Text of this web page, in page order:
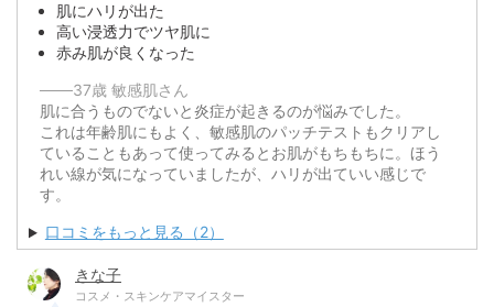
肌にハリが出た
高い浸透力でツヤ肌に
赤み肌が良くなった
───37歳 敏感肌さん
肌に合うものでないと炎症が起きるのが悩みでした。
これは年齢肌にもよく、敏感肌のパッチテストもクリアし
ていることもあって使ってみるとお肌がもちもちに。ほう
れい線が気になっていましたが、ハリが出ていい感じで
す。
口コミをもっと見る（2）
きな子
コスメ・スキンケアマイスター